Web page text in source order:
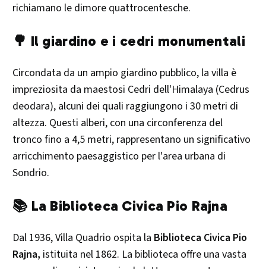
richiamano le dimore quattrocentesche. ​
🌳 Il giardino e i cedri monumentali
Circondata da un ampio giardino pubblico, la villa è
impreziosita da maestosi Cedri dell'Himalaya (Cedrus
deodara), alcuni dei quali raggiungono i 30 metri di
altezza. Questi alberi, con una circonferenza del
tronco fino a 4,5 metri, rappresentano un significativo
arricchimento paesaggistico per l'area urbana di
Sondrio. ​
📚 La Biblioteca Civica Pio Rajna
Dal 1936, Villa Quadrio ospita la Biblioteca Civica Pio
Rajna, istituita nel 1862. La biblioteca offre una vasta